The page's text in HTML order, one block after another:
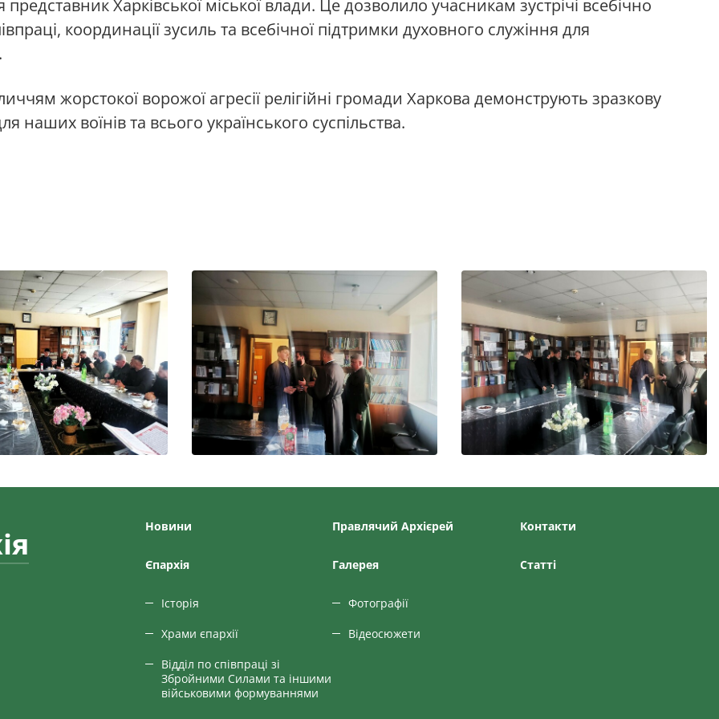
Харківської міської влади. Це дозволило учасникам зустрічі всебічно
координації зусиль та всебічної підтримки духовного служіння для
жорстокої ворожої агресії релігійні громади Харкова демонструють зразкову
воїнів та всього українського суспільства.
Новини
Єпархiя
Історія
Храми єпархії
Відділ по співпраці зі
Збройними Силами та іншими
військовими формуваннями
Правлячий Архієрей
Галерея
Фотографії
Відеосюжети
Контакти
Статтi